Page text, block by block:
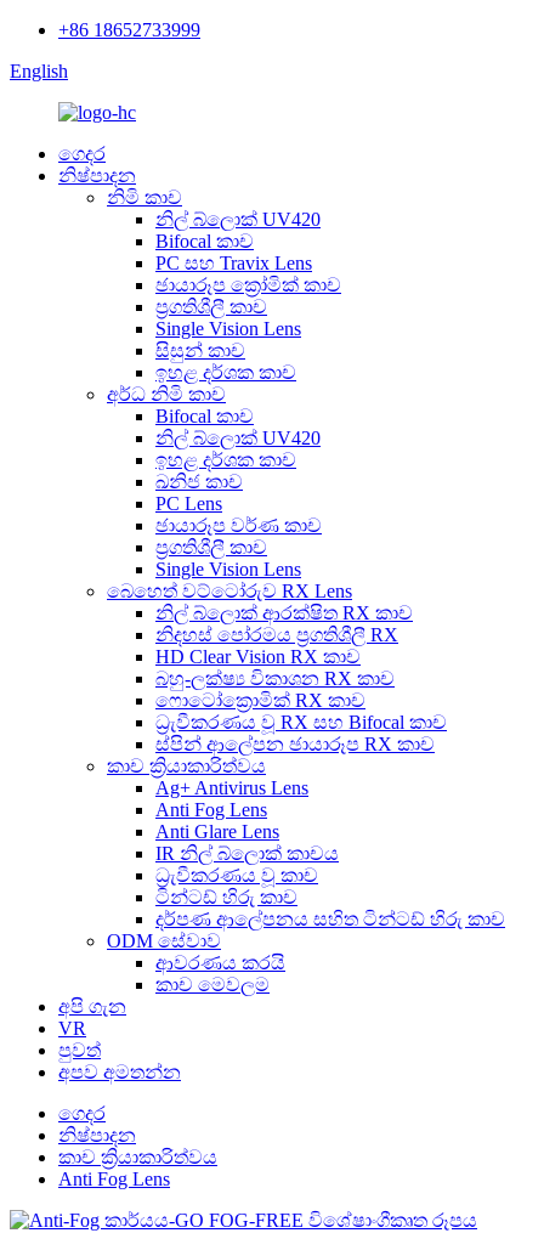
+86 18652733999
English
ගෙදර
නිෂ්පාදන
නිමි කාච
නිල් බ්ලොක් UV420
Bifocal කාච
PC සහ Travix Lens
ඡායාරූප ක්‍රෝමික් කාච
ප්‍රගතිශීලී කාච
Single Vision Lens
සිසුන් කාච
ඉහළ දර්ශක කාච
අර්ධ නිමි කාච
Bifocal කාච
නිල් බ්ලොක් UV420
ඉහළ දර්ශක කාච
ඛනිජ කාච
PC Lens
ඡායාරූප වර්ණ කාච
ප්‍රගතිශීලී කාච
Single Vision Lens
බෙහෙත් වට්ටෝරුව RX Lens
නිල් බ්ලොක් ආරක්ෂිත RX කාච
නිදහස් පෝරමය ප්‍රගතිශීලී RX
HD Clear Vision RX කාච
බහු-ලක්ෂ්‍ය විකාශන RX කාච
ෆොටෝක්‍රොමික් RX කාච
ධ්‍රැවීකරණය වූ RX සහ Bifocal කාච
ස්පින් ආලේපන ඡායාරූප RX කාච
කාච ක්‍රියාකාරිත්වය
Ag+ Antivirus Lens
Anti Fog Lens
Anti Glare Lens
IR නිල් බ්ලොක් කාචය
ධ්‍රැවීකරණය වූ කාච
ටින්ටඩ් හිරු කාච
දර්පණ ආලේපනය සහිත ටින්ටඩ් හිරු කාච
ODM සේවාව
ආවරණය කරයි
කාච මෙවලම
අපි ගැන
VR
පුවත්
අපව අමතන්න
ගෙදර
නිෂ්පාදන
කාච ක්‍රියාකාරිත්වය
Anti Fog Lens